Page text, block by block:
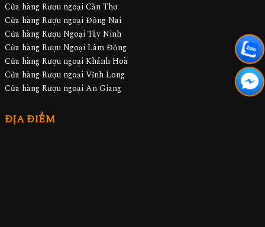
Cửa hàng Rượu ngoại Cần Thơ
Cửa hàng Rượu ngoại Đồng Nai
Cửa hàng Rượu Ngoại Tây Ninh
Cửa hàng Rượu Ngoại Lâm Đồng
Cửa hàng Rượu ngoại Khánh Hoà
Cửa hàng Rượu ngoại Vĩnh Long
Cửa hàng Rượu ngoại An Giang
ĐỊA ĐIỂM